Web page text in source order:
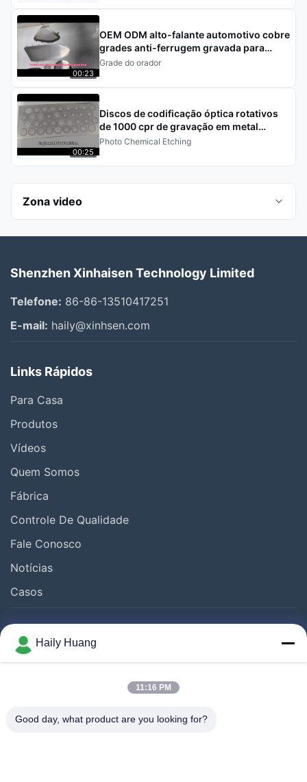
00:23
OEM ODM alto-falante automotivo cobre
grades anti-ferrugem gravada para
Tesla Benz BWM
Grade do orador
00:25
Discos de codificação óptica rotativos
de 1000 cpr de gravação em metal
Tolerância de 0,005 mm
Photo Chemical Etching
Zona video
Photo Chemical Etching
Filtro de malha
Placa de fluxo
Grade do orador
Vigiar a marcação
Outros vídeos
Shenzhen Xinhaisen Technology Limited
Telefone: 86-86-13510417251
E-mail: haily@xinhsen.com
Links Rápidos
Para Casa
Produtos
Vídeos
Quem Somos
Fábrica
Controle De Qualidade
Fale Conosco
Notícias
Casos
Segue-Nos.
Haily Huang
11:16 PM
Good day, what product are you looking for?